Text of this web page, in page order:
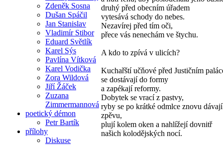
Zdeněk Sosna
Dušan Spáčil
Jan Stanislav
Vladimír Stibor
Eduard Světlík
Karel Sýs
Pavlína Vítková
Karel Vodička
Zora Wildová
Jiří Žáček
Zuzana
Zimmermannová
poetický démon
Petr Bartík
přílohy
Diskuse
druhý před obecním úřadem
vytesává schody do nebes.
Nezavírej před tím oči,
přece vás nenechám ve štychu.
A kdo to zpívá v ulicích?
Kuchařští učňové před Justičním
se dostávají do formy
a zapékají reformy.
Dobytek se vrací z pastvy,
ryby se po krátké odmlce znovu
zpěvu,
plují kolem oken a nahlížejí dovnitř
našich kolodějských nocí.